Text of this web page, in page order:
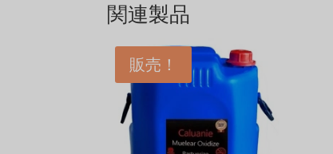
関連製品
販売！